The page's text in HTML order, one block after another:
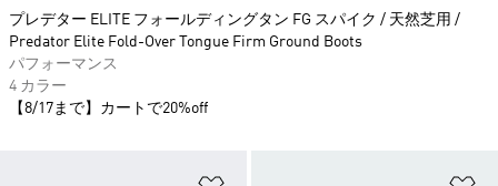
プレデター ELITE フォールディングタン FG スパイク / 天然芝用 /
Predator Elite Fold-Over Tongue Firm Ground Boots
パフォーマンス
4 カラー
【8/17まで】カートで20%off